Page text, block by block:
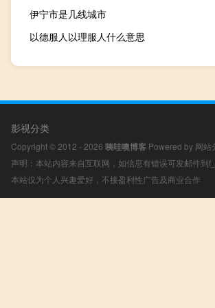
伊宁市是几线城市
以德服人以理服人什么意思
影视分类
Copyright © 2012 - 2026 咦哇噢博客 Powered by 网站
声明：本站内容来自互联网，如信息有错误可发邮件
本站仅为个人兴趣爱好，不接盈利性广告及商业合作